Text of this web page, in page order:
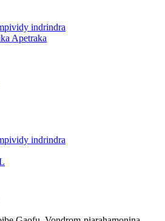
indrindra
Apetraka
indrindra